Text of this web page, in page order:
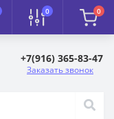
0 0
+7(916) 365-83-47
Заказать звонок